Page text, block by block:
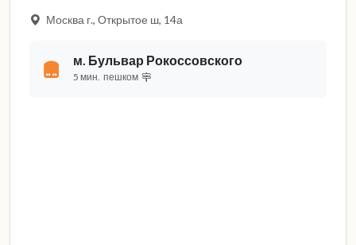
Москва г., Открытое ш, 14а
м. Бульвар Рокоссовского
5 мин. пешком